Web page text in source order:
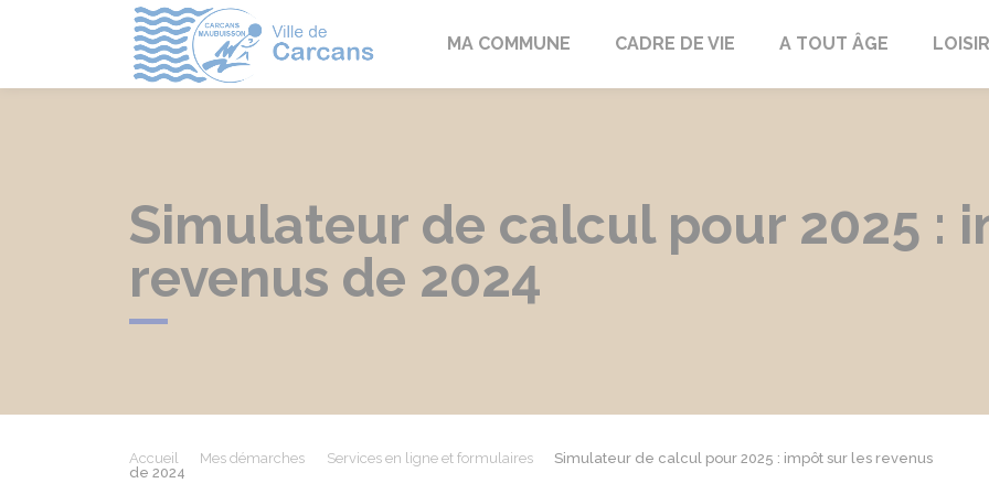
CarcansMA COMMUNE CADRE DE VIE A TOUT ÂGE
Simulateur de calcul pour 2025 :
revenus de 2024
Accueil Mes démarches Services en ligne et formulaires
Simulateur de calcul pour 2025 : impôt sur les revenus
de 2024